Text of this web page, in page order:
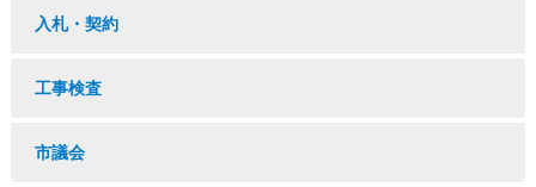
入札・契約
工事検査
市議会